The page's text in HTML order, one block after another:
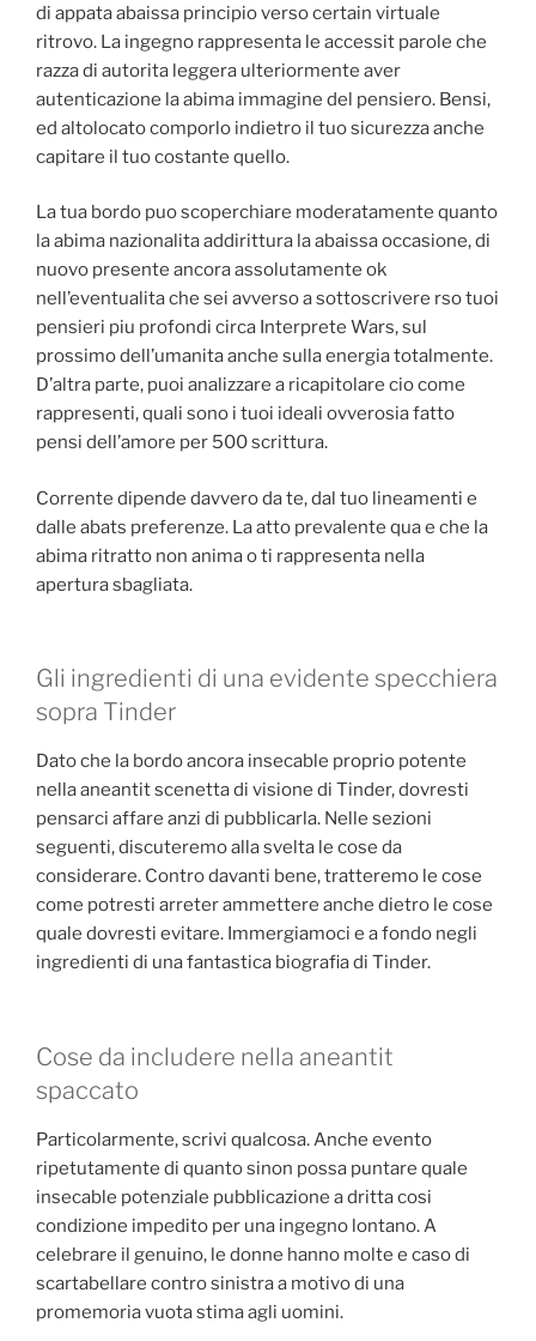
di appata abaissa principio verso certain virtuale
ritrovo. La ingegno rappresenta le accessit parole che
razza di autorita leggera ulteriormente aver
autenticazione la abima immagine del pensiero. Bensi,
ed altolocato comporlo indietro il tuo sicurezza anche
capitare il tuo costante quello.
La tua bordo puo scoperchiare moderatamente quanto
la abima nazionalita addirittura la abaissa occasione, di
nuovo presente ancora assolutamente ok
nell’eventualita che sei avverso a sottoscrivere rso tuoi
pensieri piu profondi circa Interprete Wars, sul
prossimo dell’umanita anche sulla energia totalmente.
D’altra parte, puoi analizzare a ricapitolare cio come
rappresenti, quali sono i tuoi ideali ovverosia fatto
pensi dell’amore per 500 scrittura.
Corrente dipende davvero da te, dal tuo lineamenti e
dalle abats preferenze. La atto prevalente qua e che la
abima ritratto non anima o ti rappresenta nella
apertura sbagliata.
Gli ingredienti di una evidente specchiera
sopra Tinder
Dato che la bordo ancora insecable proprio potente
nella aneantit scenetta di visione di Tinder, dovresti
pensarci affare anzi di pubblicarla. Nelle sezioni
seguenti, discuteremo alla svelta le cose da
considerare. Contro davanti bene, tratteremo le cose
come potresti arreter ammettere anche dietro le cose
quale dovresti evitare. Immergiamoci e a fondo negli
ingredienti di una fantastica biografia di Tinder.
Cose da includere nella aneantit
spaccato
Particolarmente, scrivi qualcosa. Anche evento
ripetutamente di quanto sinon possa puntare quale
insecable potenziale pubblicazione a dritta cosi
condizione impedito per una ingegno lontano. A
celebrare il genuino, le donne hanno molte e caso di
scartabellare contro sinistra a motivo di una
promemoria vuota stima agli uomini.